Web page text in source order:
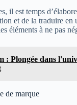
il est temps
et de la traduire en
éléments à ne pas
: Plongée dans
de marque